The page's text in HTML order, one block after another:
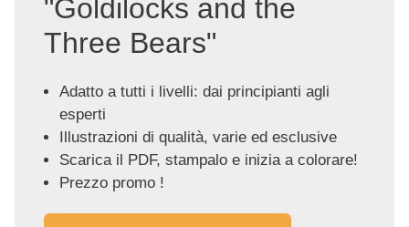
"Goldilocks and the
Three Bears"
Adatto a tutti i livelli: dai principianti agli
esperti
Illustrazioni di qualità, varie ed esclusive
Scarica il PDF, stampalo e inizia a colorare!
Prezzo promo !